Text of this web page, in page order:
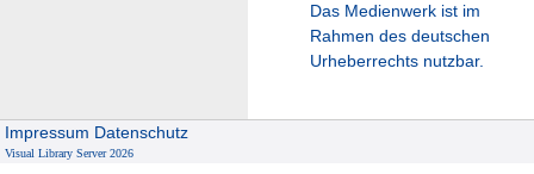
Das Medienwerk ist im
Rahmen des deutschen
Urheberrechts nutzbar.
Impressum Datenschutz
Visual Library Server 2026